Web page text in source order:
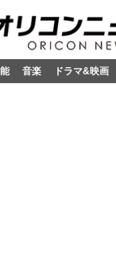
音楽 ドラマ&映画